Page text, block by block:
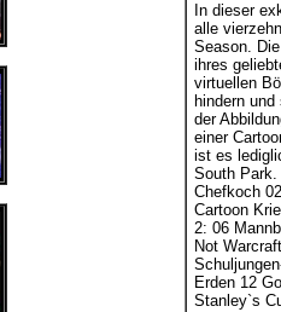
In dieser
alle
Season.
ihres
virtuellen
hindern
der
einer
ist es
South
Chefkoch
Cartoon
2: 06
Not
Erden 12
Stanley`s